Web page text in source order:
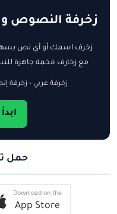
زخرفة النصوص
زخرف اسمك أو أي نص
مع زخارف فخمة جاهزة
زخرفة عربي • زخرفة
حمل
Download on the
App Store